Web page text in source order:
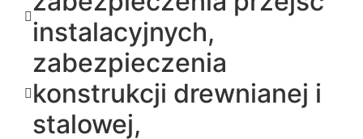
instalacyjnych,
zabezpieczenia
konstrukcji drewnianej i
stalowej,